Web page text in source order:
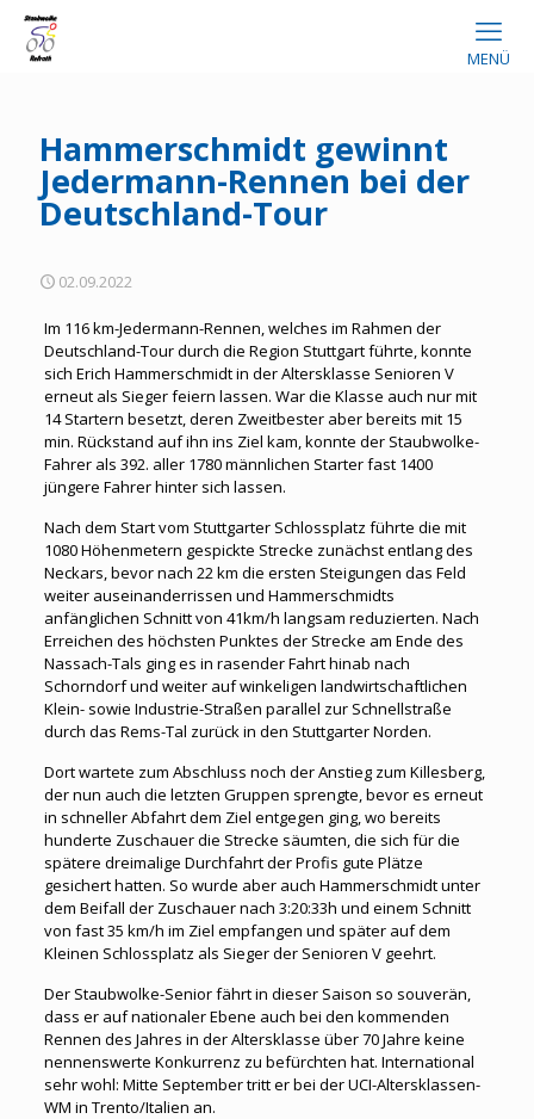
MENÜ
Hammerschmidt gewinnt
Jedermann-Rennen bei der
Deutschland-Tour
02.09.2022
Im 116 km-Jedermann-Rennen, welches im Rahmen der
Deutschland-Tour durch die Region Stuttgart führte, konnte
sich Erich Hammerschmidt in der Altersklasse Senioren V
erneut als Sieger feiern lassen. War die Klasse auch nur mit
14 Startern besetzt, deren Zweitbester aber bereits mit 15
min. Rückstand auf ihn ins Ziel kam, konnte der Staubwolke-
Fahrer als 392. aller 1780 männlichen Starter fast 1400
jüngere Fahrer hinter sich lassen.
Nach dem Start vom Stuttgarter Schlossplatz führte die mit
1080 Höhenmetern gespickte Strecke zunächst entlang des
Neckars, bevor nach 22 km die ersten Steigungen das Feld
weiter auseinanderrissen und Hammerschmidts
anfänglichen Schnitt von 41km/h langsam reduzierten. Nach
Erreichen des höchsten Punktes der Strecke am Ende des
Nassach-Tals ging es in rasender Fahrt hinab nach
Schorndorf und weiter auf winkeligen landwirtschaftlichen
Klein- sowie Industrie-Straßen parallel zur Schnellstraße
durch das Rems-Tal zurück in den Stuttgarter Norden.
Dort wartete zum Abschluss noch der Anstieg zum Killesberg,
der nun auch die letzten Gruppen sprengte, bevor es erneut
in schneller Abfahrt dem Ziel entgegen ging, wo bereits
hunderte Zuschauer die Strecke säumten, die sich für die
spätere dreimalige Durchfahrt der Profis gute Plätze
gesichert hatten. So wurde aber auch Hammerschmidt unter
dem Beifall der Zuschauer nach 3:20:33h und einem Schnitt
von fast 35 km/h im Ziel empfangen und später auf dem
Kleinen Schlossplatz als Sieger der Senioren V geehrt.
Der Staubwolke-Senior fährt in dieser Saison so souverän,
dass er auf nationaler Ebene auch bei den kommenden
Rennen des Jahres in der Altersklasse über 70 Jahre keine
nennenswerte Konkurrenz zu befürchten hat. International
sehr wohl: Mitte September tritt er bei der UCI-Altersklassen-
WM in Trento/Italien an.